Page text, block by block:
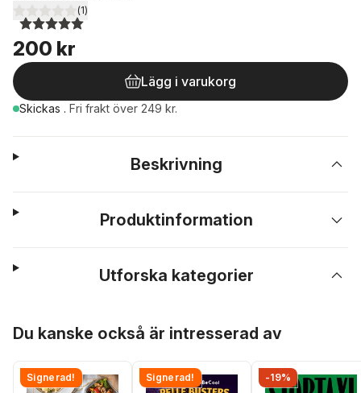
5,0utav 5 stjärnor. Totalt antal röster:
(1)
200 kr
Lägg i varukorg
Skickas . Fri frakt över 249 kr.
Beskrivning
Produktinformation
Utforska kategorier
Du kanske också är intresserad av
Signerad! Signerad! -19%